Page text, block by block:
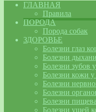
ГЛАВНАЯ
Правила
ПОРОДА
Порода собак
ЗДОРОВЬЕ
Болезни глаз
Болезни
Болезни зубов
Болезни кожи
Болезни
Болезни
Болезни
Болезни ушей